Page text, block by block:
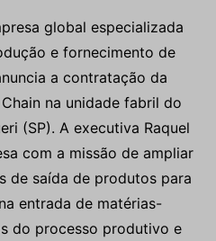
global especializada
e fornecimento de
a contratação da
na unidade fabril do
(SP). A executiva Raquel
com a missão de ampliar
de saída de produtos para
entrada de matérias-
do processo produtivo e